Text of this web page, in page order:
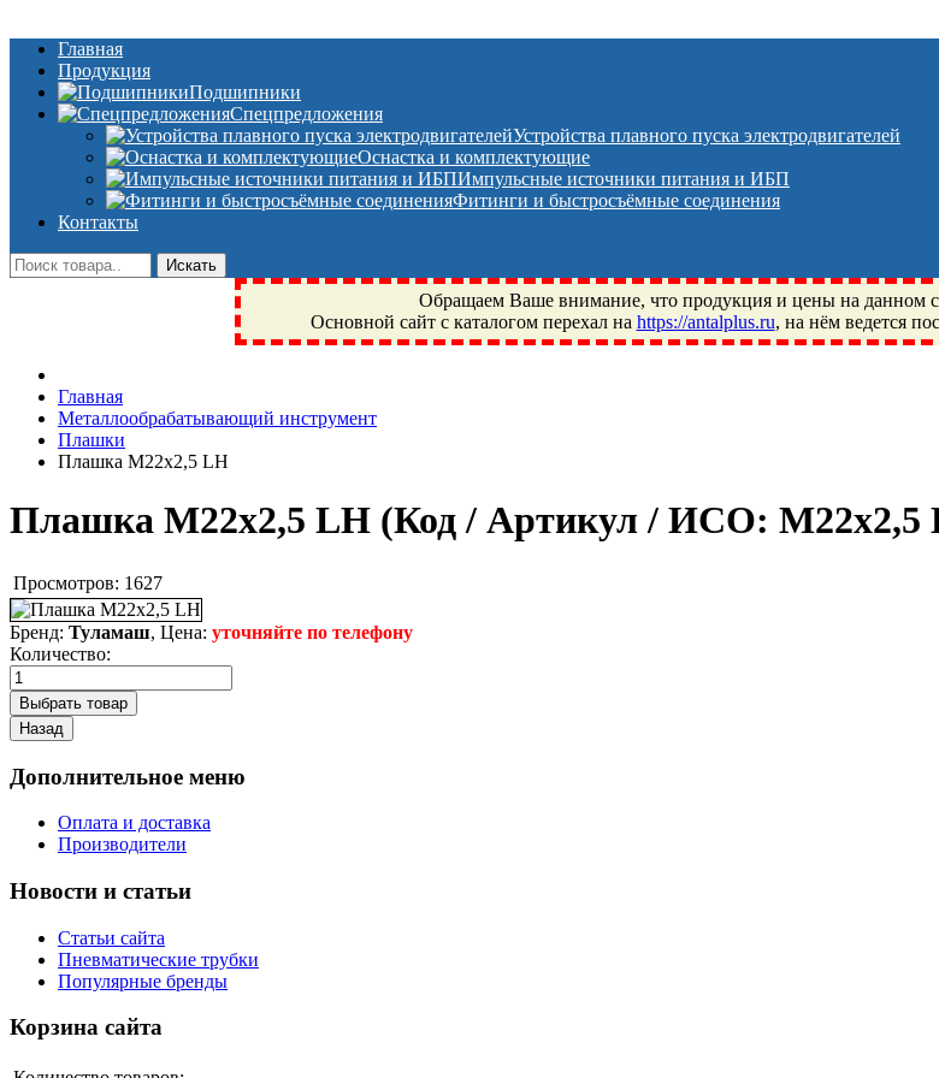
Главная
Продукция
Подшипники
Спецпредложения
Устройства плавного пуска электродвигателей
Оснастка и комплектующие
Импульсные источники питания и ИБП
Фитинги и быстросъёмные соединения
Контакты
Обращаем Ваше внимание, что продукция и цены на данном
Основной сайт с каталогом перехал на https://antalplus.ru, на нём ведется
Фрязино, Антал+, плюс, Свердловский, Загорянский, Юбилейный, Щелково, Москва, Пушкино, Королёв,
техника, сварочные аппараты, NIS, NSK, JED, KPT, NXZ, ГПЗ, Neutral, WHX, ZWZ, CRAFT, СПЗ-4,
NTN, SKF, купить, заказать
Главная
Металлообрабатывающий инструмент
Плашки
Плашка М22x2,5 LH
Плашка М22x2,5 LH (Код / Артикул / ИСО: М22x2,5
Просмотров: 1627
Бренд: Туламаш, Цена: уточняйте по телефону
Количество:
Дополнительное меню
Оплата и доставка
Производители
Новости и статьи
Статьи сайта
Пневматические трубки
Популярные бренды
Корзина сайта